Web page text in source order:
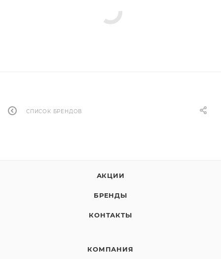
СПИСОК БРЕНДОВ
АКЦИИ
БРЕНДЫ
КОНТАКТЫ
КОМПАНИЯ